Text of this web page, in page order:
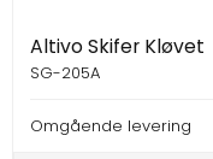
Altivo Skifer Kløvet
SG-205A
Omgående levering